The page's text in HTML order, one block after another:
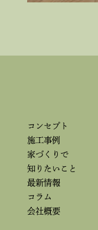
コンセプト
施工事例
家づくりで
知りたいこと
最新情報
コラム
会社概要